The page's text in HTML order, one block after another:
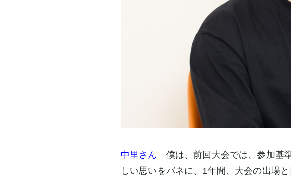
中里さん 僕は、前回大会では、参加基
しい思いをバネに、1年間、大会の出場